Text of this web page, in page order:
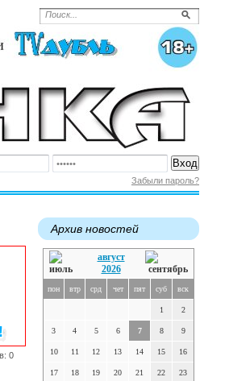
Забыли пароль?
0
Архив новостей
август
2026
пон втр срд чет пят суб вск
1 2
3 4 5 6 7 8 9
10 11 12 13 14 15 16
17 18 19 20 21 22 23